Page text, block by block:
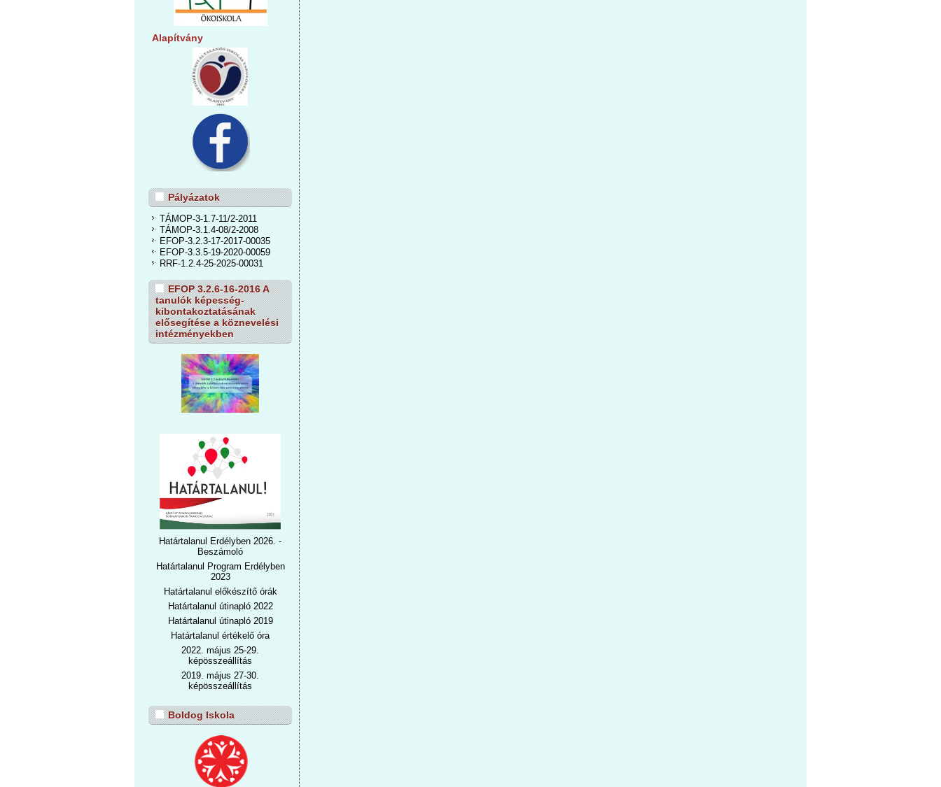
Alapítvány
Pályázatok
TÁMOP-3-1.7-11/2-2011
TÁMOP-3.1.4-08/2-2008
EFOP-3.2.3-17-2017-00035
EFOP-3.3.5-19-2020-00059
RRF-1.2.4-25-2025-00031
EFOP 3.2.6-16-2016 A
tanulók képesség-
kibontakoztatásának
elősegítése a köznevelési
intézményekben
Határtalanul Erdélyben 2026. -
Beszámoló
Határtalanul Program Erdélyben
2023
Határtalanul előkészítő órák
Határtalanul útinapló 2022
Határtalanul útinapl ó 2019
Határtalanul értékelő óra
2022. május 25-29.
képösszeállítás
2019. május 27-30.
képösszeállítás
Boldog Iskola